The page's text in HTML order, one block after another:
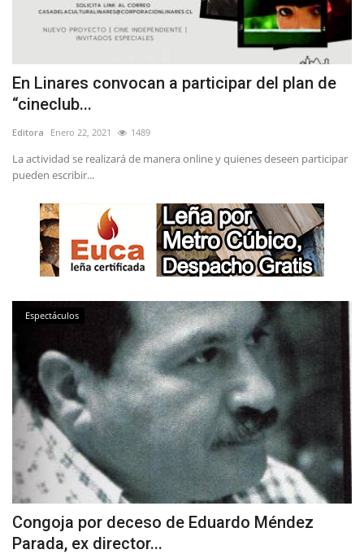
En Linares convocan a participar del plan de
“cineclub...
Editora Enero 22, 2021 1489
La actividad se realizará de manera online y quienes deseen participar
pueden escribir...
Espectáculos
Congoja por deceso de Eduardo Méndez
Parada, ex director...